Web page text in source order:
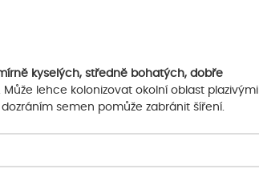
kyselých, středně bohatých, dobře
Může lehce kolonizovat okolní oblast plazivými
semen pomůže zabránit šíření.